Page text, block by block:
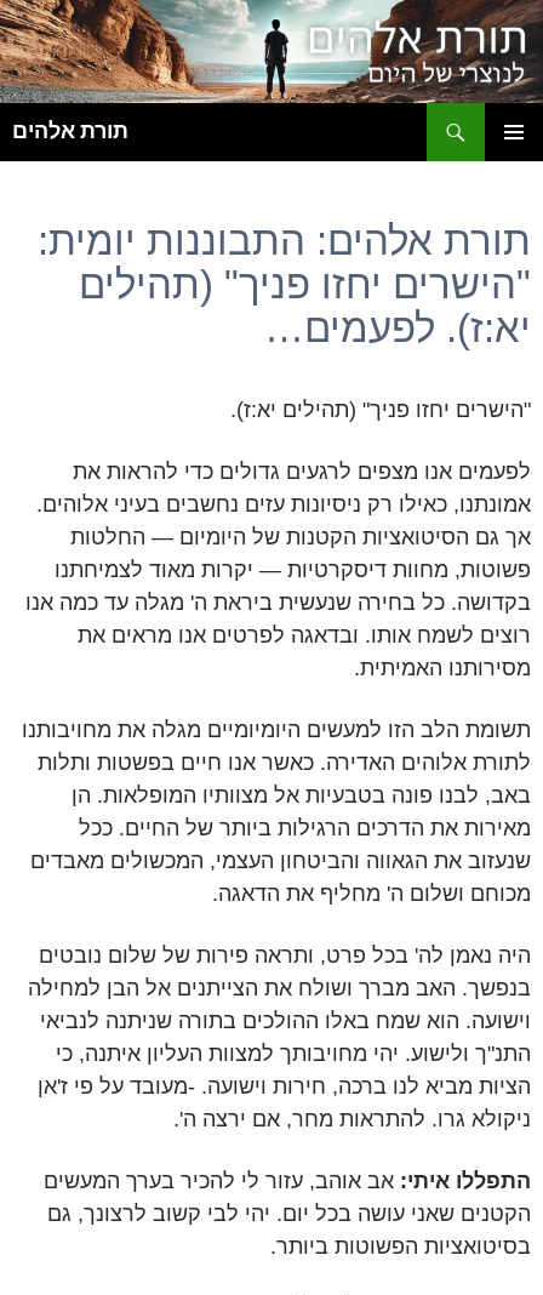
תורת אלהים
תורת אלהים: התבוננות יומית:
"הישרים יחזו פניך" (תהילים
יא:ז). לפעמים…
"הישרים יחזו פניך" (תהילים יא:ז).
לפעמים אנו מצפים לרגעים גדולים כדי להראות את
אמונתנו, כאילו רק ניסיונות עזים נחשבים בעיני אלוהים.
אך גם הסיטואציות הקטנות של היומיום — החלטות
פשוטות, מחוות דיסקרטיות — יקרות מאוד לצמיחתנו
בקדושה. כל בחירה שנעשית ביראת ה' מגלה עד כמה אנו
רוצים לשמח אותו. ובדאגה לפרטים אנו מראים את
מסירותנו האמיתית.
תשומת הלב הזו למעשים היומיומיים מגלה את מחויבותנו
לתורת אלוהים האדירה. כאשר אנו חיים בפשטות ותלות
באב, לבנו פונה בטבעיות אל מצוותיו המופלאות. הן
מאירות את הדרכים הרגילות ביותר של החיים. ככל
שנעזוב את הגאווה והביטחון העצמי, המכשולים מאבדים
מכוחם ושלום ה' מחליף את הדאגה.
היה נאמן לה' בכל פרט, ותראה פירות של שלום נובטים
בנפשך. האב מברך ושולח את הצייתנים אל הבן למחילה
וישועה. הוא שמח באלו ההולכים בתורה שניתנה לנביאי
התנ"ך ולישוע. יהי מחויבותך למצוות העליון איתנה, כי
הציות מביא לנו ברכה, חירות וישועה. -מעובד על פי ז'אן
ניקולא גרו. להתראות מחר, אם ירצה ה'.
התפללו איתי: אב אוהב, עזור לי להכיר בערך המעשים
הקטנים שאני עושה בכל יום. יהי לבי קשוב לרצונך, גם
בסיטואציות הפשוטות ביותר.